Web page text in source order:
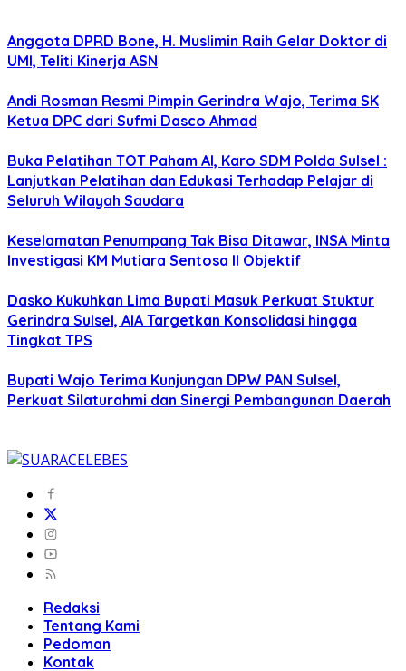
Anggota DPRD Bone, H. Muslimin Raih Gelar Doktor di
UMI, Teliti Kinerja ASN
Andi Rosman Resmi Pimpin Gerindra Wajo, Terima SK
Ketua DPC dari Sufmi Dasco Ahmad
Buka Pelatihan TOT Paham AI, Karo SDM Polda Sulsel :
Lanjutkan Pelatihan dan Edukasi Terhadap Pelajar di
Seluruh Wilayah Saudara
Keselamatan Penumpang Tak Bisa Ditawar, INSA Minta
Investigasi KM Mutiara Sentosa II Objektif
Dasko Kukuhkan Lima Bupati Masuk Perkuat Stuktur
Gerindra Sulsel, AIA Targetkan Konsolidasi hingga
Tingkat TPS
Bupati Wajo Terima Kunjungan DPW PAN Sulsel,
Perkuat Silaturahmi dan Sinergi Pembangunan Daerah
Redaksi
Tentang Kami
Pedoman
Kontak